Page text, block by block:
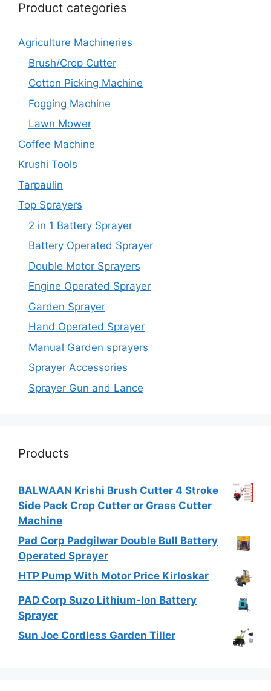
Product categories
Agriculture Machineries
Brush/Crop Cutter
Cotton Picking Machine
Fogging Machine
Lawn Mower
Coffee Machine
Krushi Tools
Tarpaulin
Top Sprayers
2 in 1 Battery Sprayer
Battery Operated Sprayer
Double Motor Sprayers
Engine Operated Sprayer
Garden Sprayer
Hand Operated Sprayer
Manual Garden sprayers
Sprayer Accessories
Sprayer Gun and Lance
Products
BALWAAN Krishi Brush Cutter 4 Stroke
Side Pack Crop Cutter or Grass Cutter
Machine
Pad Corp Padgilwar Double Bull Battery
Operated Sprayer
HTP Pump With Motor Price Kirloskar
PAD Corp Suzo Lithium-Ion Battery
Sprayer
Sun Joe Cordless Garden Tiller